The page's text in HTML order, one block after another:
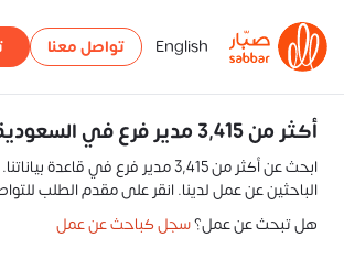
English تواصل معنا
أكثر من 3,415 مدير فرع في السعودية
ابحث عن أكثر من 3,415 مدير فرع في
الباحثين عن عمل لدينا. انقر على مقدم الطلب
هل تبحث عن عمل؟سجل كباحث عن عمل